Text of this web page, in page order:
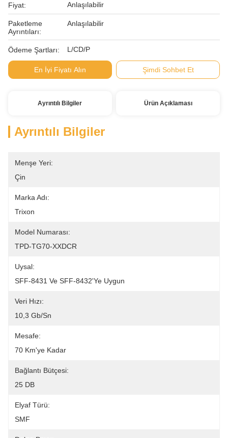
Fiyat: Anlaşılabilir
Paketleme
Ayrıntıları:
Anlaşılabilir
Ödeme Şartları: L/CD/P
En İyi Fiyatı Alın Şimdi Sohbet Et
Ayrıntılı Bilgiler Ürün Açıklaması
Ayrıntılı Bilgiler
Menşe Yeri:
Çin
Marka Adı:
Trixon
Model Numarası:
TPD-TG70-XXDCR
Uysal:
SFF-8431 Ve SFF-8432'ye Uygun
Veri Hızı:
10,3 Gb/sn
Mesafe:
70 Km'ye Kadar
Bağlantı Bütçesi:
25 DB
Elyaf Türü:
SMF